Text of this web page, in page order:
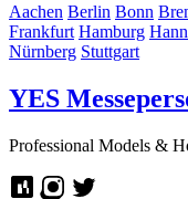
Aachen Berlin Bonn
Frankfurt Hamburg
Nürnberg Stuttgart
YES
Professional Models &